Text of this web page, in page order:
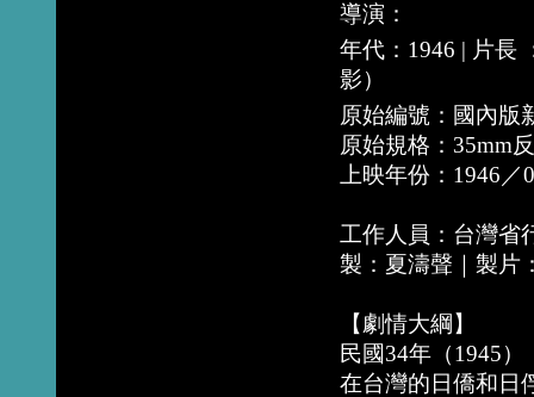
導演：
年代：1946 | 片長
影）
原始編號：國內版
原始規格：35mm
上映年份：1946／
工作人員：台灣省
製：夏濤聲｜製片
【劇情大綱】
民國34年（1945
在台灣的日僑和日